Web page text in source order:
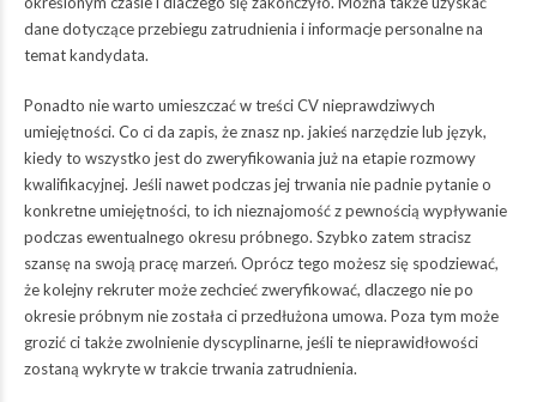
dane dotyczące przebiegu zatrudnienia i informacje personalne na
temat kandydata.
Ponadto nie warto umieszczać w treści CV nieprawdziwych
umiejętności. Co ci da zapis, że znasz np. jakieś narzędzie lub język,
kiedy to wszystko jest do zweryfikowania już na etapie rozmowy
kwalifikacyjnej. Jeśli nawet podczas jej trwania nie padnie pytanie o
konkretne umiejętności, to ich nieznajomość z pewnością wypływanie
podczas ewentualnego okresu próbnego. Szybko zatem stracisz
szansę na swoją pracę marzeń. Oprócz tego możesz się spodziewać,
że kolejny rekruter może zechcieć zweryfikować, dlaczego nie po
okresie próbnym nie została ci przedłużona umowa. Poza tym może
grozić ci także zwolnienie dyscyplinarne, jeśli te nieprawidłowości
zostaną wykryte w trakcie trwania zatrudnienia.